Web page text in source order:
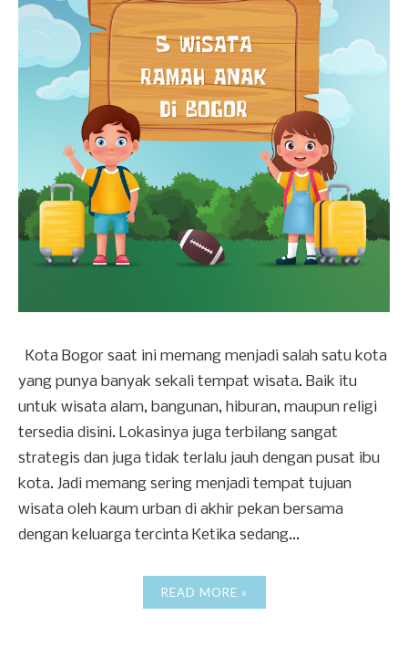
Kota Bogor saat ini memang menjadi salah satu kota
yang punya banyak sekali tempat wisata. Baik itu
untuk wisata alam, bangunan, hiburan, maupun religi
tersedia disini. Lokasinya juga terbilang sangat
strategis dan juga tidak terlalu jauh dengan pusat ibu
kota. Jadi memang sering menjadi tempat tujuan
wisata oleh kaum urban di akhir pekan bersama
dengan keluarga tercinta Ketika sedang...
READ MORE »